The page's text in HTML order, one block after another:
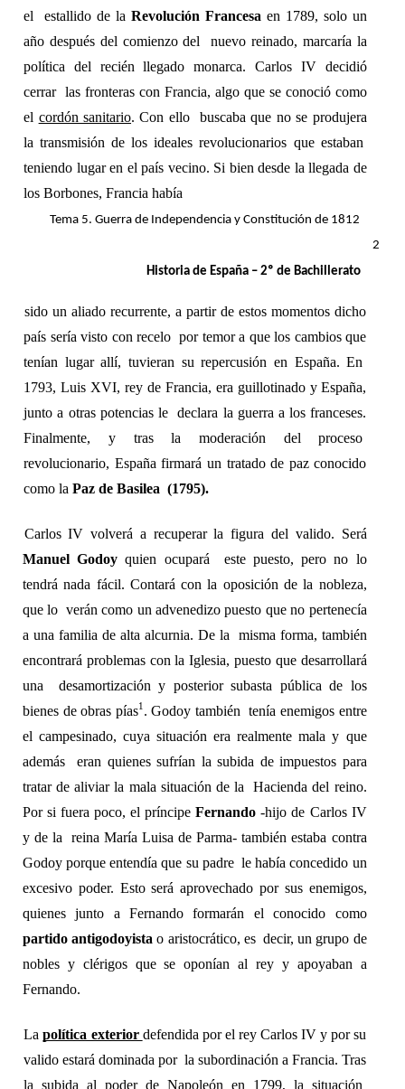
el  estallido de la Revolución Francesa en 1789, solo un
año después del comienzo del  nuevo reinado, marcaría la
política del recién llegado monarca. Carlos IV decidió
cerrar  las fronteras con Francia, algo que se conoció como
el cordón sanitario. Con ello  buscaba que no se produjera
la transmisión de los ideales revolucionarios que estaban
teniendo lugar en el país vecino. Si bien desde la llegada de
los Borbones, Francia había
Tema 5. Guerra de Independencia y Constitución de 1812
2
Historia de España – 2º de Bachillerato
sido un aliado recurrente, a partir de estos momentos dicho
país sería visto con recelo  por temor a que los cambios que
tenían lugar allí, tuvieran su repercusión en España. En
1793, Luis XVI, rey de Francia, era guillotinado y España,
junto a otras potencias le  declara la guerra a los franceses.
Finalmente, y tras la moderación del proceso
revolucionario, España firmará un tratado de paz conocido
como la Paz de Basilea  (1795).
Manuel Godoy quien ocupará  este puesto, pero no lo
tendrá nada fácil. Contará con la oposición de la nobleza,
que lo  verán como un advenedizo puesto que no pertenecía
a una familia de alta alcurnia. De la  misma forma, también
encontrará problemas con la Iglesia, puesto que desarrollará
una  desamortización y posterior subasta pública de los
bienes de obras pías1 . Godoy también  tenía enemigos entre
el campesinado, cuya situación era realmente mala y que
además  eran quienes sufrían la subida de impuestos para
tratar de aliviar la mala situación de la  Hacienda del reino.
Por si fuera poco, el príncipe Fernando -hijo de Carlos IV
y de la  reina María Luisa de Parma- también estaba contra
Godoy porque entendía que su padre  le había concedido un
excesivo poder. Esto será aprovechado por sus enemigos,
quienes junto a Fernando formarán el conocido como
partido antigodoyista o aristocrático, es  decir, un grupo de
nobles y clérigos que se oponían al rey y apoyaban a
Fernando.
La política exterior defendida por el rey Carlos IV y por su
valido estará dominada por  la subordinación a Francia. Tras
la subida al poder de Napoleón en 1799, la situación